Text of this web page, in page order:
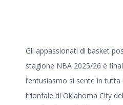
Gli appassionati di basket
stagione NBA 2025/26 è
l’entusiasmo si sente in
trionfale di Oklahoma City